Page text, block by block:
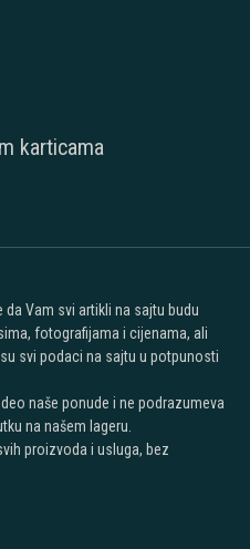
karticama
Vam svi artikli na sajtu budu
fotografijama i cijenama, ali
svi podaci na sajtu u potpunosti
naše ponude i ne podrazumeva
na našem lageru.
proizvoda i usluga, bez